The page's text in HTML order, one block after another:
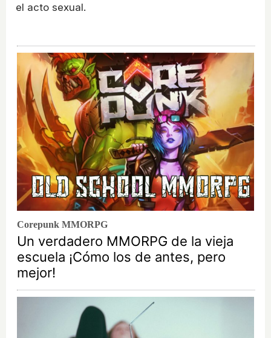
el acto sexual.
Corepunk MMORPG
Un verdadero MMORPG de la vieja
escuela ¡Cómo los de antes, pero
mejor!